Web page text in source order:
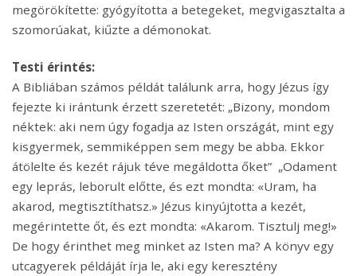
megörökítette: gyógyította a betegeket, megvigasztalta a
szomorúakat, kiűzte a démonokat.
Testi érintés:
A Bibliában számos példát találunk arra, hogy Jézus így
fejezte ki irántunk érzett szeretetét: „Bizony, mondom
néktek: aki nem úgy fogadja az Isten országát, mint egy
kisgyermek, semmiképpen sem megy be abba. Ekkor
átölelte és kezét rájuk téve megáldotta őket” „Odament
egy leprás, leborult előtte, és ezt mondta: «Uram, ha
akarod, megtisztíthatsz.» Jézus kinyújtotta a kezét,
megérintette őt, és ezt mondta: «Akarom. Tisztulj meg!»
De hogy érinthet meg minket az Isten ma? A könyv egy
utcagyerek példáját írja le, aki egy keresztény